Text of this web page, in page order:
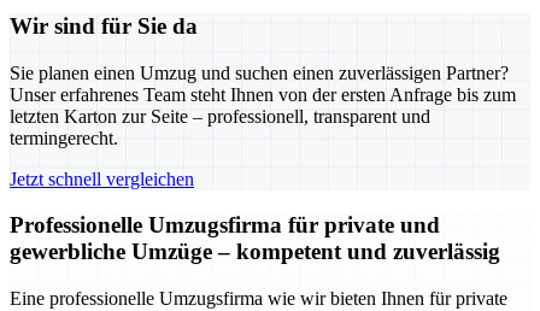
Wir sind für Sie da
Sie planen einen Umzug und suchen einen zuverlässigen Partner?
Unser erfahrenes Team steht Ihnen von der ersten Anfrage bis zum
letzten Karton zur Seite – professionell, transparent und
termingerecht.
Jetzt schnell vergleichen
Professionelle Umzugsfirma für private und
gewerbliche Umzüge – kompetent und zuverlässig
Eine professionelle Umzugsfirma wie wir bieten Ihnen für private